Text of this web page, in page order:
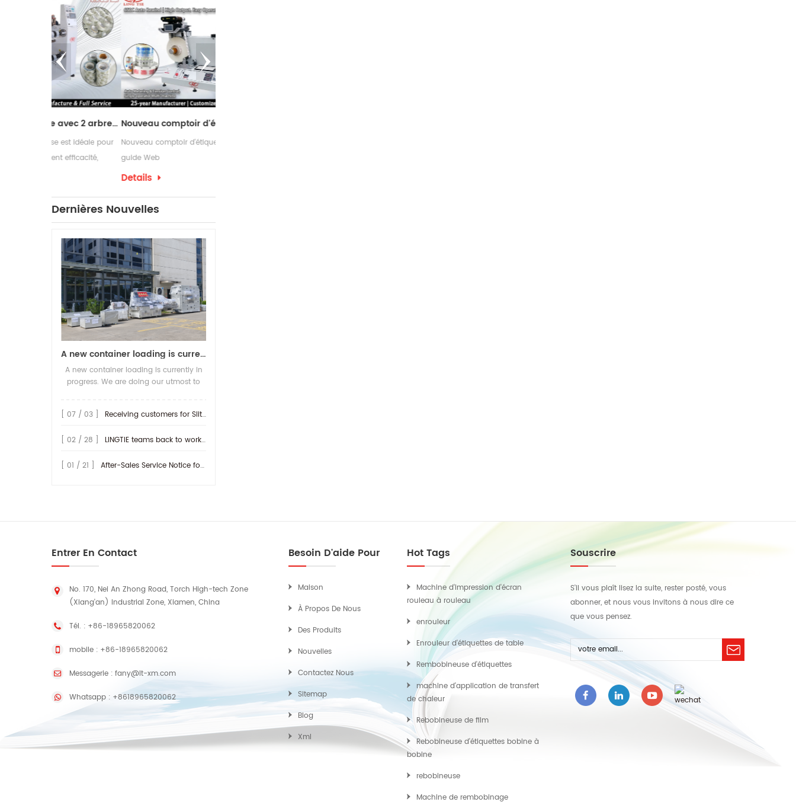
Machine de refendage avec 2 arbres de rembobinage Nouveau comptoir d'étiquettes design avec guide Web
Nouveau comptoir d'étiquettes design avec
guide Web
Dernières Nouvelles
A new container loading is currently in progress.
A new container loading is currently in
progress. We are doing our utmost to
earliest possible time.
[ 07 / 03 ] Receiving customers for Slitting machine with differential Slip Shaft
[ 02 / 28 ] LINGTIE teams back to work at Feb.25th.
[ 01 / 21 ] After-Sales Service Notice for Turkey Region
Entrer En Contact
No. 170, Nei An Zhong Road, Torch High-tech Zone
(Xiang'an) Industrial Zone, Xiamen, China
Tél. : +86-18965820062
mobile : +86-18965820062
Messagerie : fany@lt-xm.com
Whatsapp : +8618965820062
Besoin D'aide Pour
Maison
À Propos De Nous
Des Produits
Nouvelles
Contactez Nous
Sitemap
Blog
Xml
Hot Tags
Machine d'impression d'écran
rouleau à rouleau
enrouleur
Enrouleur d'étiquettes de table
Rembobineuse d'étiquettes
machine d'application de transfert
de chaleur
Rebobineuse de film
Rebobineuse d'étiquettes bobine à
bobine
rebobineuse
Machine de rembobinage
Souscrire
S'il vous plaît lisez la suite, rester posté, vous
abonner, et nous vous invitons à nous dire ce
que vous pensez.